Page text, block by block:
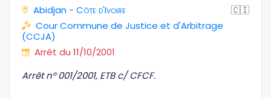
Abidjan - Côte d'Ivoire
🇨🇮
Cour Commune de Justice et d'Arbitrage
(CCJA)
Arrêt du 11/10/2001
Arrêt n° 001/2001, ETB c/ CFCF.